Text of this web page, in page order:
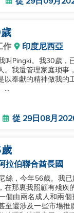
歲
作 印度尼西亞
叫Pingki。我30歲，
。我還管理家庭琐事
以奉獻的精神做我的
...
從 29日08月
歲
拉伯聯合酋長國
絲，今年56歲。我
在那裏我照顧有殘疾
個由兩名成人和兩
至還涉及一些市場